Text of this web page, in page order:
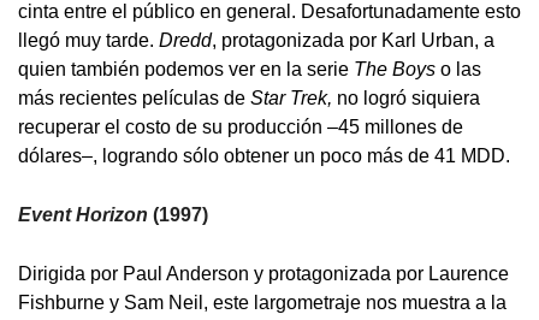
cinta entre el público en general. Desafortunadamente esto
llegó muy tarde. Dredd, protagonizada por Karl Urban, a
quien también podemos ver en la serie The Boys o las
más recientes películas de Star Trek, no logró siquiera
recuperar el costo de su producción –45 millones de
dólares–, logrando sólo obtener un poco más de 41 MDD.
Event Horizon (1997)
Dirigida por Paul Anderson y protagonizada por Laurence
Fishburne y Sam Neil, este largometraje nos muestra a la